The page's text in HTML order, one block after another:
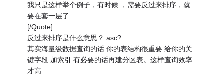
我只是这样举个例子，有时候 ，需要反过来排序，就
要在套一层了
[/Quote]
反过来排序是什么意思？ asc?
其实海量级数据查询的话 你的表结构很重要 给你的关
键字段 加索引 有必要的话再建分区表。这样查询效率
才高